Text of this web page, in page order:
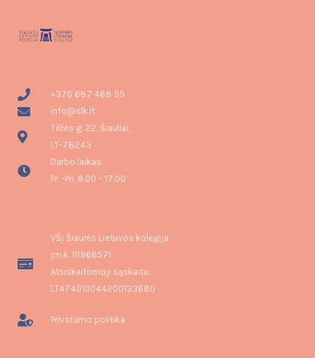
+370 687 468 55
info@slk.lt
Tilžės g. 22, Šiauliai,
LT-78243
Darbo laikas:
Pr. -Pn. 8.00 – 17.00
VŠĮ Šiaurės Lietuvos kolegija
Įm.k. 111966571
Atsiskaitomoji sąskaita:
LT474010044200133680
Privatumo politika